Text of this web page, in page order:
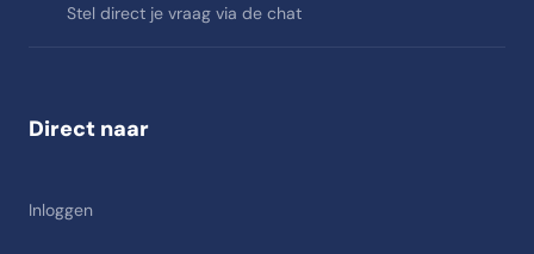
Stel direct je vraag via de chat
Direct naar
Inloggen